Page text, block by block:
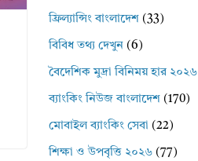
ফ্রিল্যান্সিং বাংলাদেশ (33)
বিবিধ তথ্য দেখুন (6)
বৈদেশিক মুদ্রা বিনিময় হার ২০২৬
ব্যাংকিং নিউজ বাংলাদেশ (170)
মোবাইল ব্যাংকিং সেবা (22)
শিক্ষা ও উপবৃত্তি ২০২৬ (77)